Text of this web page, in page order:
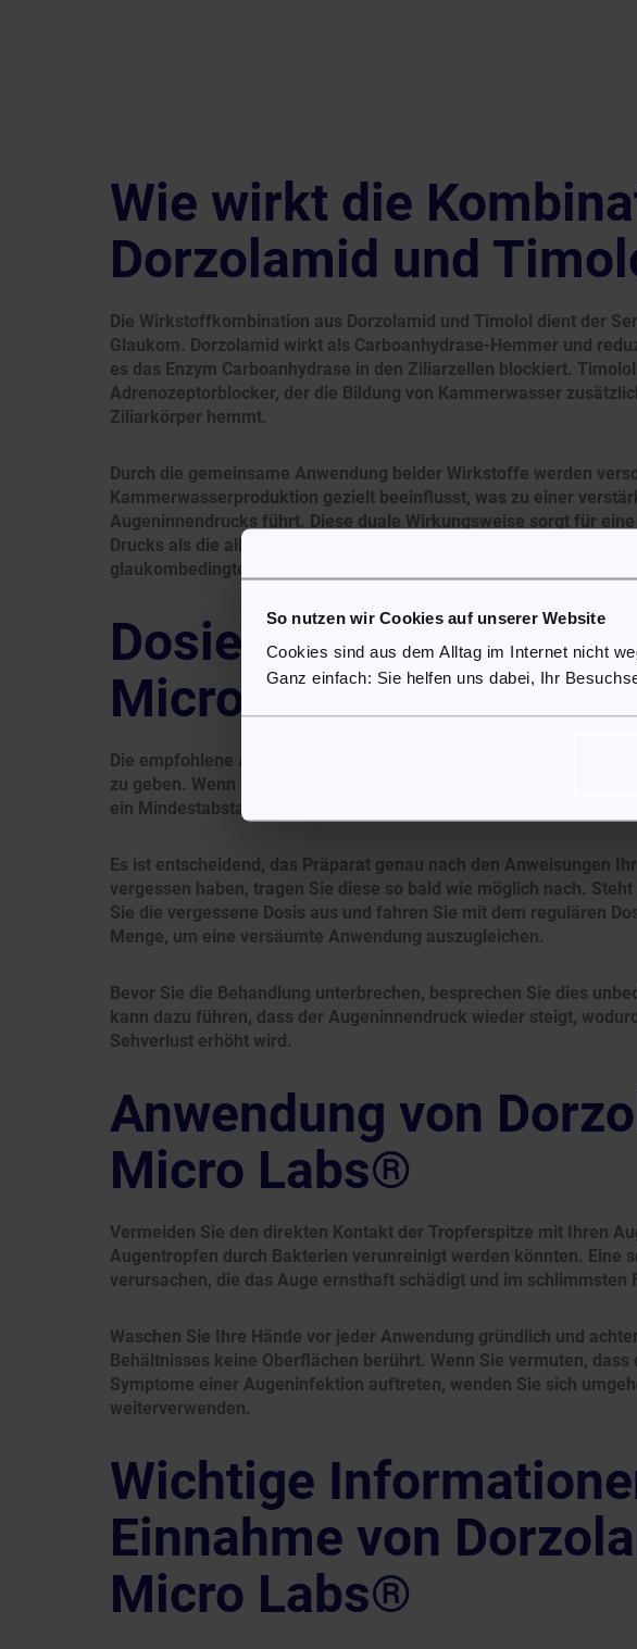
So nutzen wir Cookies auf unserer Website
Cookies sind aus dem Alltag im Internet nicht
Ganz einfach: Sie helfen uns dabei, Ihr
Wie wirkt die
Dorzolamid und
Die Wirkstoffkombination aus Dorzolamid und Timolol dient der
Glaukom. Dorzolamid wirkt als Carboanhydrase-Hemmer und
es das Enzym Carboanhydrase in den Ziliarzellen blockiert.
Adrenozeptorblocker, der die Bildung von Kammerwasser
Ziliarkörper hemmt.
Durch die gemeinsame Anwendung beider Wirkstoffe werden
Kammerwasserproduktion gezielt beeinflusst, was zu einer
Augeninnendrucks führt. Diese duale Wirkungsweise sorgt für
Drucks als die alleinige Anwendung der einzelnen Substanzen und
glaukombedingter Schäden am Sehnerv.
Dosierung von
Micro Labs®
Die empfohlene Anwendung besteht darin, jeweils morgens und
zu geben. Wenn Sie zusätzlich weitere Augentropfen verwenden,
ein Mindestabstand von zehn Minuten eingehalten werden, um die
Es ist entscheidend, das Präparat genau nach den Anweisungen
vergessen haben, tragen Sie diese so bald wie möglich nach.
Sie die vergessene Dosis aus und fahren Sie mit dem regulären
Menge, um eine versäumte Anwendung auszugleichen.
Bevor Sie die Behandlung unterbrechen, besprechen Sie dies
kann dazu führen, dass der Augeninnendruck wieder steigt,
Sehverlust erhöht wird.
Anwendung von
Micro Labs®
Vermeiden Sie den direkten Kontakt der Tropferspitze mit Ihren
Augentropfen durch Bakterien verunreinigt werden könnten. Eine
verursachen, die das Auge ernsthaft schädigt und im schlimmsten
Waschen Sie Ihre Hände vor jeder Anwendung gründlich und
Behältnisses keine Oberflächen berührt. Wenn Sie vermuten,
Symptome einer Augeninfektion auftreten, wenden Sie sich
weiterverwenden.
Wichtige
Einnahme von
Micro Labs®